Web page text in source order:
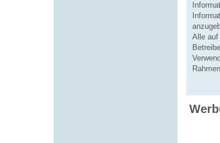
Alle auf